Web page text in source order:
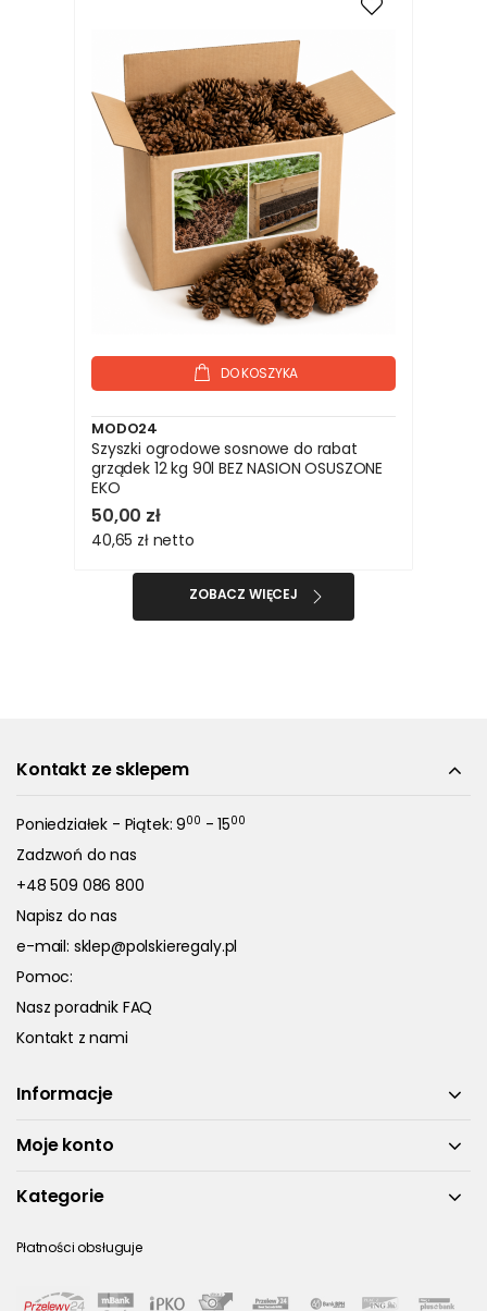
DO KOSZYKA
MODO24
Szyszki ogrodowe sosnowe do rabat
grządek 12 kg 90l BEZ NASION OSUSZONE
EKO
50,00 zł
40,65 zł netto
ZOBACZ WIĘCEJ
Kontakt ze sklepem
Poniedziałek - Piątek: 900 - 1500
Zadzwoń do nas
+48 509 086 800
Napisz do nas
e-mail: sklep@polskieregaly.pl
Pomoc:
Nasz poradnik FAQ
Kontakt z nami
Informacje
Moje konto
Kategorie
Płatności obsługuje